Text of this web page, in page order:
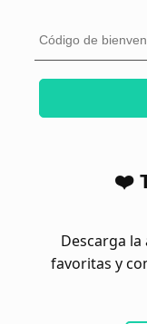
❤️
Descarga
favoritas y